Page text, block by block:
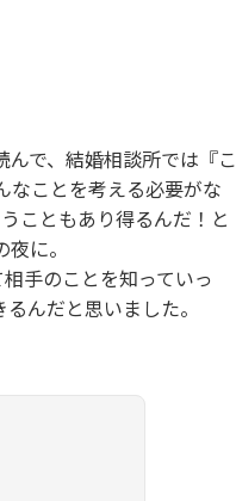
で、結婚相談所では『こ
なことを考える必要がな
こともあり得るんだ！と
に。
手のことを知っていっ
んだと思いました。